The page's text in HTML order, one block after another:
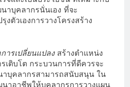
บุคลากรนั่นเอง ที่จะ
งตัวเองการวางโครงสร้าง
ารเปลี่ยนแปลงสร้างตำแหน่ง
เติบโต กระบวนการที่ดีควรจะ
บุคลากรสามารถสนับสนุน ใน